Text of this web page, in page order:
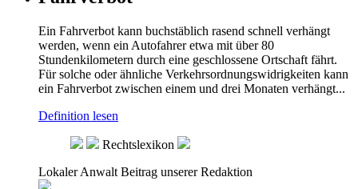
Ein Fahrverbot kann buchstäblich rasend schnell verhängt
werden, wenn ein Autofahrer etwa mit über 80
Stundenkilometern durch eine geschlossene Ortschaft fährt.
Für solche oder ähnliche Verkehrsordnungswidrigkeiten kann
ein Fahrverbot zwischen einem und drei Monaten verhängt...
Definition lesen
Rechtslexikon
Lokaler Anwalt Beitrag unserer Redaktion